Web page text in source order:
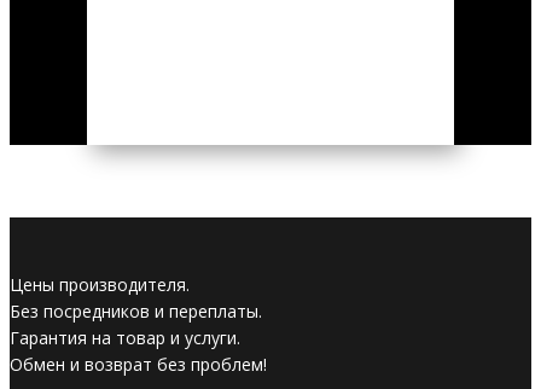
Цены производителя.
Без посредников и переплаты.
Гарантия на товар и услуги.
Обмен и возврат без проблем!